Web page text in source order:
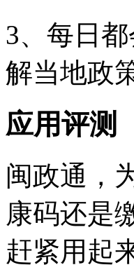
3、每日
解当地政
应用评测
闽政通，
康码还是
赶紧用起